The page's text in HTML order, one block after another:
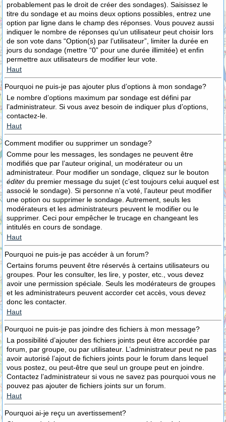
probablement pas le droit de créer des sondages). Saisissez le
titre du sondage et au moins deux options possibles, entrez une
option par ligne dans le champ des réponses. Vous pouvez aussi
indiquer le nombre de réponses qu’un utilisateur peut choisir lors
de son vote dans “Option(s) par l’utilisateur”, limiter la durée en
jours du sondage (mettre “0” pour une durée illimitée) et enfin
permettre aux utilisateurs de modifier leur vote.
Haut
Pourquoi ne puis-je pas ajouter plus d’options à mon sondage?
Le nombre d’options maximum par sondage est défini par
l’administrateur. Si vous avez besoin de indiquer plus d’options,
contactez-le.
Haut
Comment modifier ou supprimer un sondage?
Comme pour les messages, les sondages ne peuvent être
modifiés que par l’auteur original, un modérateur ou un
administrateur. Pour modifier un sondage, cliquez sur le bouton
éditer du premier message du sujet (c’est toujours celui auquel est
associé le sondage). Si personne n’a voté, l’auteur peut modifier
une option ou supprimer le sondage. Autrement, seuls les
modérateurs et les administrateurs peuvent le modifier ou le
supprimer. Ceci pour empêcher le trucage en changeant les
intitulés en cours de sondage.
Haut
Pourquoi ne puis-je pas accéder à un forum?
Certains forums peuvent être réservés à certains utilisateurs ou
groupes. Pour les consulter, les lire, y poster, etc., vous devez
avoir une permission spéciale. Seuls les modérateurs de groupes
et les administrateurs peuvent accorder cet accès, vous devez
donc les contacter.
Haut
Pourquoi ne puis-je pas joindre des fichiers à mon message?
La possibilité d’ajouter des fichiers joints peut être accordée par
forum, par groupe, ou par utilisateur. L’administrateur peut ne pas
avoir autorisé l’ajout de fichiers joints pour le forum dans lequel
vous postez, ou peut-être que seul un groupe peut en joindre.
Contactez l’administrateur si vous ne savez pas pourquoi vous ne
pouvez pas ajouter de fichiers joints sur un forum.
Haut
Pourquoi ai-je reçu un avertissement?